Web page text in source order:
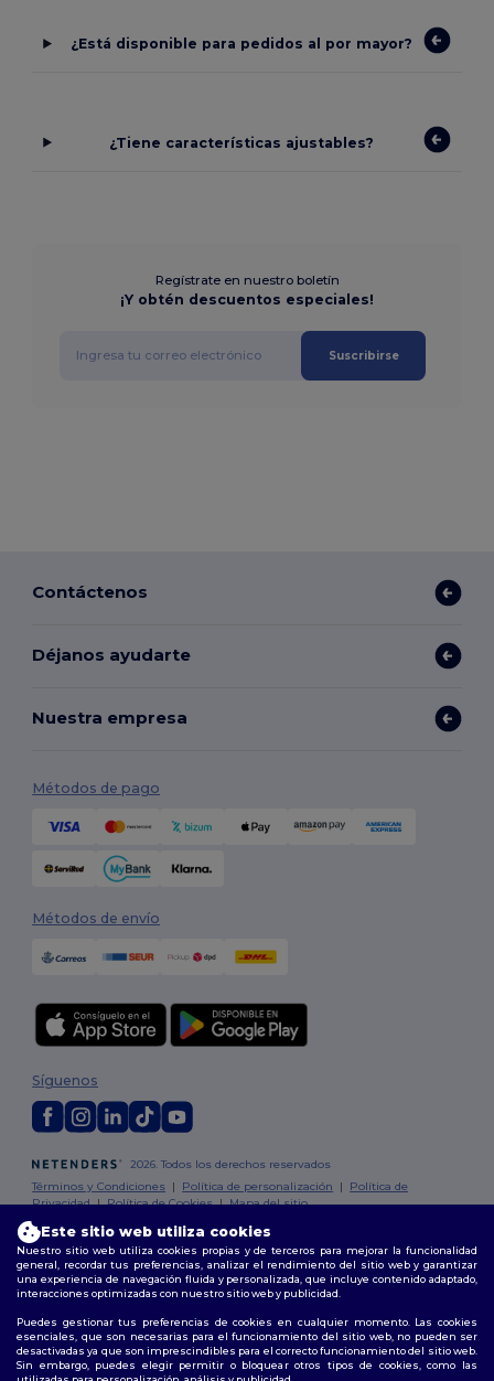
¿Está disponible para pedidos al por mayor?
¿Tiene características ajustables?
Regístrate en nuestro boletín
¡Y obtén descuentos especiales!
Suscribirse
Contáctenos
Déjanos ayudarte
Nuestra empresa
Métodos de pago
Métodos de envío
2026. Todos los derechos reservados
Términos y Condiciones | Política de personalización | Política de
Privacidad|Política de Cookies|Mapa del sitio
Síguenos
Madrid| Barcelona | Valencia|Seville |Zaragoza|Málaga |Murcia |
Palma | Bilbao | Alicante
Este sitio web utiliza cookies
Nuestro sitio web utiliza cookies propias y de terceros para mejorar la funcionalidad
general, recordar tus preferencias, analizar el rendimiento del sitio web y garantizar
una experiencia de navegación fluida y personalizada, que incluye contenido adaptado,
interacciones optimizadas con nuestro sitio web y publicidad.
Puedes gestionar tus preferencias de cookies en cualquier momento. Las cookies
esenciales, que son necesarias para el funcionamiento del sitio web, no pueden ser
desactivadas ya que son imprescindibles para el correcto funcionamiento del sitio web.
Sin embargo, puedes elegir permitir o bloquear otros tipos de cookies, como las